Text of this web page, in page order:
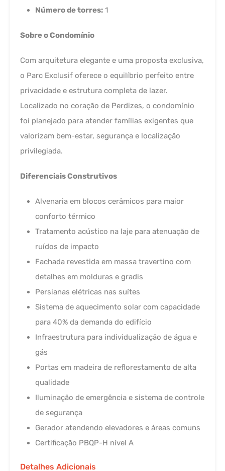
Número de torres: 1
Sobre o Condomínio
Com arquitetura elegante e uma proposta exclusiva,
o Parc Exclusif oferece o equilíbrio perfeito entre
privacidade e estrutura completa de lazer.
Localizado no coração de Perdizes, o condomínio
foi planejado para atender famílias exigentes que
valorizam bem-estar, segurança e localização
privilegiada.
Diferenciais Construtivos
Alvenaria em blocos cerâmicos para maior
conforto térmico
Tratamento acústico na laje para atenuação de
ruídos de impacto
Fachada revestida em massa travertino com
detalhes em molduras e gradis
Persianas elétricas nas suítes
Sistema de aquecimento solar com capacidade
para 40% da demanda do edifício
Infraestrutura para individualização de água e
gás
Portas em madeira de reflorestamento de alta
qualidade
Iluminação de emergência e sistema de controle
de segurança
Gerador atendendo elevadores e áreas comuns
Certificação PBQP-H nível A
Detalhes Adicionais